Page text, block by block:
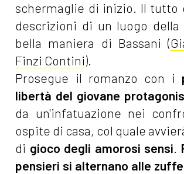
schermaglie di inizio. Il tutto
descrizioni di un luogo della
bella maniera di Bassani (
Finzi Contini).
Prosegue il romanzo con i
libertà del giovane
da un'infatuazione nei
ospite di casa, col quale
di gioco degli amorosi sensi.
pensieri si alternano alle zuffe